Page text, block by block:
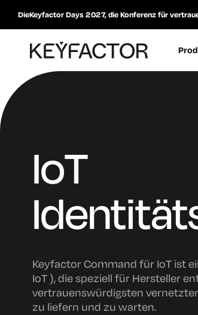
DieKeyfactor Days 2027, die Konferenz für
IoT
Keyfactor Command für IoT ist
IoT ), die speziell für Hersteller
vertrauenswürdigsten
zu liefern und zu warten.